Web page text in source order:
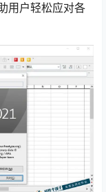
用户轻松应对各